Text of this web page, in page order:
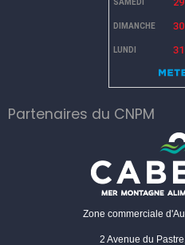
Partenaires du CNPM
Zone commerciale
2 Avenue du